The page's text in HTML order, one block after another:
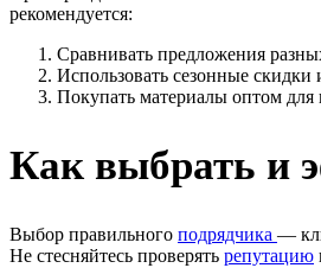
рекомендуется:
Сравнивать предложения
Использовать сезонные скидки
Покупать материалы оптом
Как выбрать и
Выбор правильного подрядчика —
Не стесняйтесь проверять репутацию